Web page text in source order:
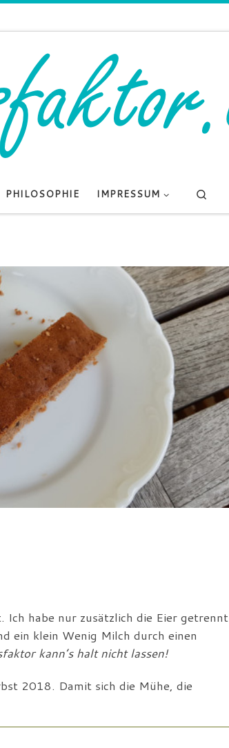
PHILOSOPHIE IMPRESSUM
Ich habe nur zusätzlich die Eier getrennt
ein klein Wenig Milch durch einen
kann’s halt nicht lassen!
2018. Damit sich die Mühe, die